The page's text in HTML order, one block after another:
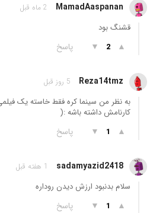
MamadAaspanan 2 ماه قبل
قشنگ بود
▲
2
▼ پاسخ
Reza14tmz 5 روز قبل
به نظر من سینما کره فقط خاسته یک
کارنامش داشته باشه :(
▲
1
▼ پاسخ
sadamyazid2418 1 هفته قبل
سلام بدنبود ارزش دیدن رو‌داره
▲
1
▼ پاسخ